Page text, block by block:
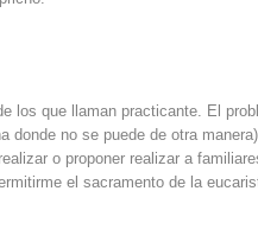
los que llaman practicante. El
donde no se puede de otra
o proponer realizar a
el sacramento de la